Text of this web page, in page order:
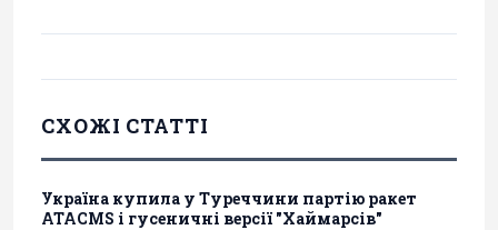
СХОЖІ СТАТТІ
Україна купила у Туреччини партію ракет
ATACMS і гусеничні версії "Хаймарсів"